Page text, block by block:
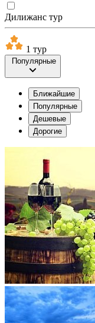
Дилижанс тур
1 тур
Популярные
Ближайшие
Популярные
Дешевые
Дорогие